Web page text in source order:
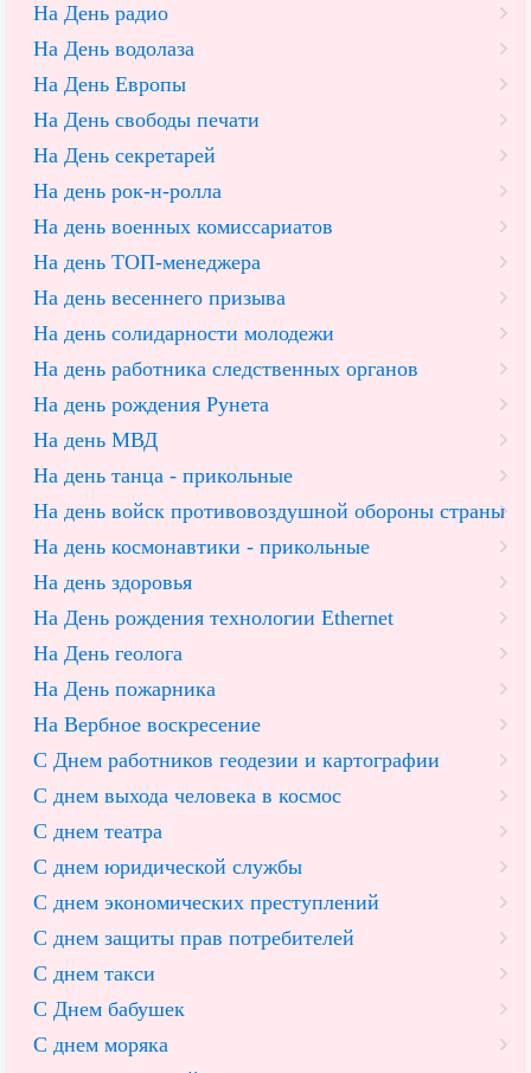
На День радио
На День водолаза
На День Европы
На День свободы печати
На День секретарей
На день рок-н-ролла
На день военных комиссариатов
На день ТОП-менеджера
На день весеннего призыва
На день солидарности молодежи
На день работника следственных органов
На день рождения Рунета
На день МВД
На день танца - прикольные
На день войск противовоздушной обороны страны
На день космонавтики - прикольные
На день здоровья
На День рождения технологии Ethernet
На День геолога
На День пожарника
На Вербное воскресение
С Днем работников геодезии и картографии
С днем выхода человека в космос
С днем театра
С днем юридической службы
С днем экономических преступлений
С днем защиты прав потребителей
С днем такси
С Днем бабушек
С днем моряка